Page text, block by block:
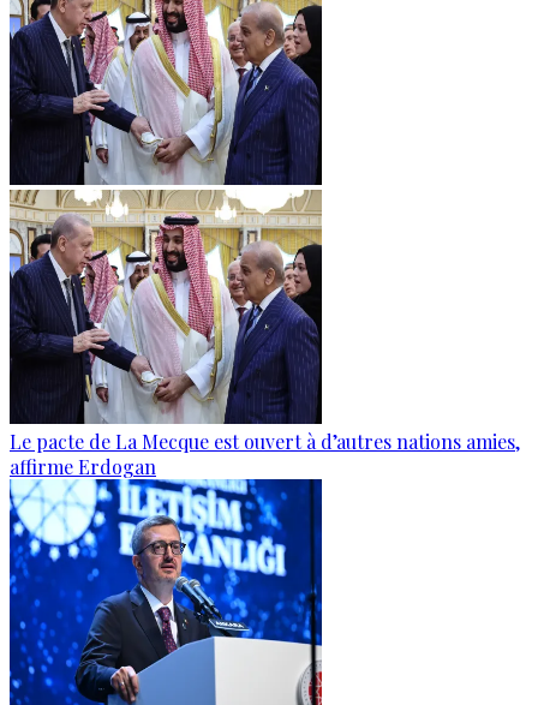
Le pacte de La Mecque est ouvert à d’autres nations amies,
affirme Erdogan